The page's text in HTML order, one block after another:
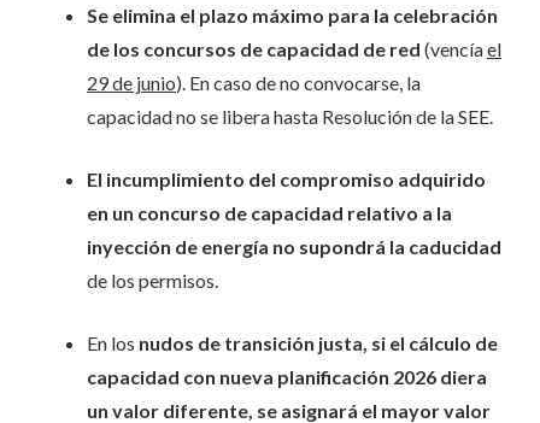
Se elimina el plazo máximo para la celebración
de los concursos de capacidad de red (vencíael
29 de junio). En caso de no convocarse, la
capacidad no se libera hasta Resolución de la SEE.
El incumplimiento del compromiso adquirido
en un concurso de capacidad relativo a la
inyección de energía no supondrá la caducidad
de los permisos.
En los nudos de transición justa, si el cálculo de
capacidad con nueva planificación 2026 diera
un valor diferente, se asignará el mayor valor